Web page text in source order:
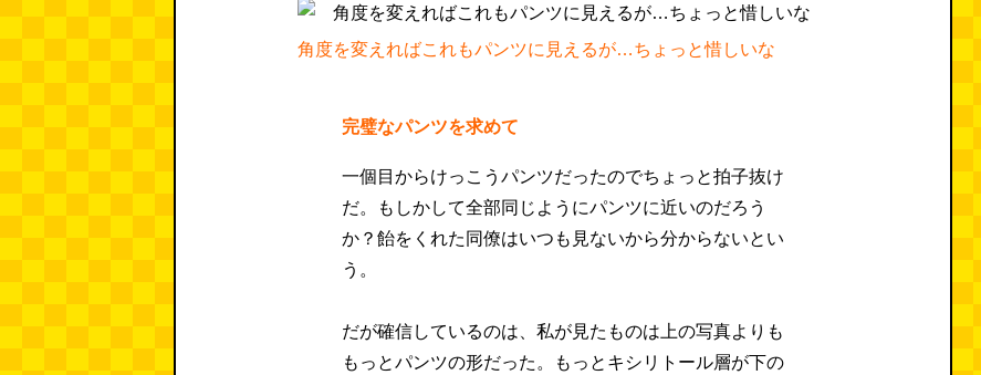
角度を変えればこれもパンツに見えるが…ちょっと惜しいな
完璧なパンツを求めて
一個目からけっこうパンツだったのでちょっと拍子抜け
だ。もしかして全部同じようにパンツに近いのだろう
か？飴をくれた同僚はいつも見ないから分からないとい
う。
だが確信しているのは、私が見たものは上の写真よりも
もっとパンツの形だった。もっとキシリトール層が下の